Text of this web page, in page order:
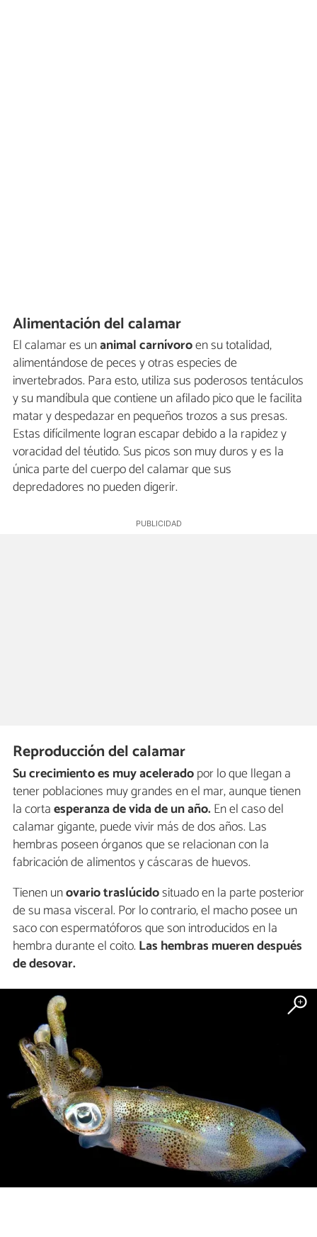
Alimentación del calamar
El calamar es unanimal carnívoroen su totalidad,
alimentándose de peces y otras especies de
invertebrados. Para esto, utiliza sus poderosos tentáculos
y su mandíbula que contiene un afilado pico que le facilita
matar y despedazar en pequeños trozos a sus presas.
Estas difícilmente logran escapar debido a la rapidez y
voracidad del téutido. Sus picos son muy duros y es la
única parte del cuerpo del calamar que sus
depredadores no pueden digerir.
Reproducción del calamar
Su crecimiento es muy aceleradopor lo que llegan a
tener poblaciones muy grandes en el mar, aunque tienen
la cortaesperanza de vida de un año.En el caso del
calamar gigante, puede vivir más de dos años. Las
hembras poseen órganos que se relacionan con la
fabricación de alimentos y cáscaras de huevos.
Tienen unovario traslúcidosituado en la parte posterior
de su masa visceral. Por lo contrario, el macho posee un
saco con espermatóforos que son introducidos en la
hembra durante el coito. Las hembras mueren después
de desovar.